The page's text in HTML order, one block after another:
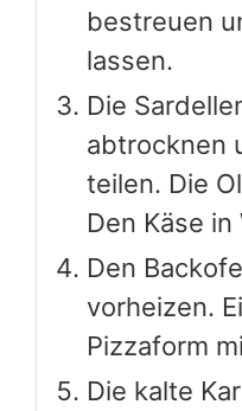
bestreuen
lassen.
Die
abtrocknen
teilen. Die
Den Käse
Den
vorheizen.
Pizzaform
Die kalte